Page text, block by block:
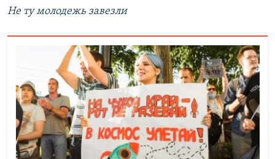
Не ту молодежь завезли